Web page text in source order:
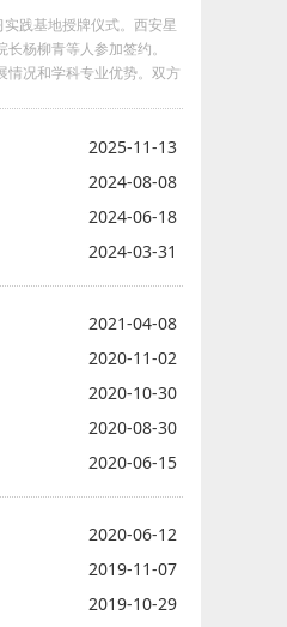
践基地授牌仪式。西安星
杨柳青等人参加签约。
情况和学科专业优势。双方
2025-11-13
2024-08-08
2024-06-18
2024-03-31
2021-04-08
2020-11-02
2020-10-30
2020-08-30
2020-06-15
2020-06-12
2019-11-07
2019-10-29